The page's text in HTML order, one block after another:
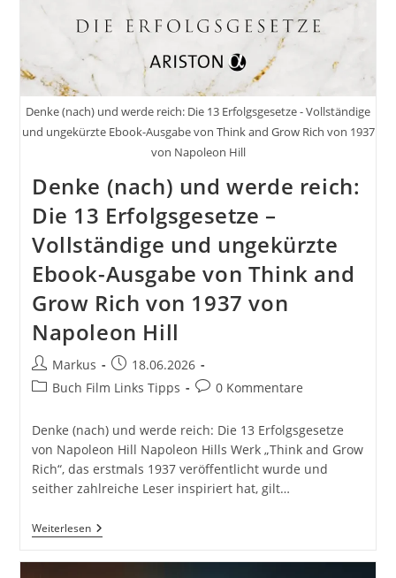
Denke (nach) und werde reich: Die 13 Erfolgsgesetze - Vollständige
und ungekürzte Ebook-Ausgabe von Think and Grow Rich von 1937
von Napoleon Hill
Denke (nach) und werde reich:
Die 13 Erfolgsgesetze –
Vollständige und ungekürzte
Ebook-Ausgabe von Think and
Grow Rich von 1937 von
Napoleon Hill
Beitrags-
Autor:
Markus
Beitrag
veröffentlicht:
18.06.2026
Beitrags-
Buch Film Links Tipps
Beitrags-
0 Kommentare
Denke (nach) und werde reich: Die 13 Erfolgsgesetze
von Napoleon Hill Napoleon Hills Werk „Think and Grow
Rich“, das erstmals 1937 veröffentlicht wurde und
seither zahlreiche Leser inspiriert hat, gilt…
WeiterlesenDenke
(nach)